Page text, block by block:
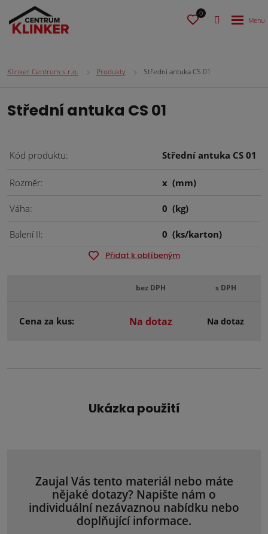
0
Klinker Centrum s.r.o. Produkty Střední antuka CS 01
Střední antuka CS 01
Kód produktu Střední antuka CS 01
Rozměr x (mm)
Váha 0 (kg)
Balení II 0 (ks/karton)
Přidat k oblíbeným
bez DPH s DPH
Cena za kus: Na dotaz Na dotaz
Ukázka použití
Zaujal Vás tento materiál nebo máte
nějaké dotazy? Napište nám o
individuální nezávaznou nabídku nebo
doplňující informace.